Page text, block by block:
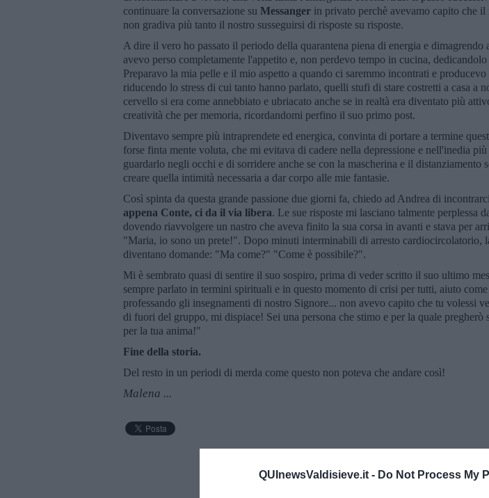
QUInewsValdisieve.it - Do Not Process My
continuare la conversazione su Messanger in privato perchè avevamo capito che
non gradiva più tanto il nostro susseguirsi di risposte su risposte.
A dire il vero ho passato il periodo della quarantena piena di energia e dimagrendo
avevo perso completamente l'appetito e, non perdevo tempo in cucina,
Preparavo la mia pelle e il mio aspetto a quando ci saremmo incontrati e
riducendo lo stress di cui tanto hanno parlato, quelli stufi di stare costretti a casa a
cervello si era come annebbiato e ubriacato anche se in realtà era diventato più
creatività che per memoria, ricordandomi perfino il suo primo post.
Diventavo sempre più intraprendete ed energica, convinta di portare a termine
forse finta mente voluta, che mi evitava di cadere nella depressione e nell'inedia
guardarlo negli occhi e di sorridere anche se con la mascherina e il distanziamento
creare quella intimità necessaria a dar corpo alle mie fantasie.
Così spinta da questa grande passione due giorni fa, chiedo ad Andrea di
appena Conte, ci da il via libera. Le sue risposte mi lasciano talmente perplessa
dovendo riavvolgere un nastro che aveva finito la sua corsa in avanti e stava per
"Maria, io sono un prete!". Dopo minuti interminabili di arresto cardiocircolatorio,
diventano domande: "Ma come?" "Come è possibile?".
Mi è sembrato quasi di sentire il suo sospiro, prima di veder scritto il suo ultimo
sempre parlato in termini spirituali e in questo momento di crisi per tutti, aiuto
professando gli insegnamenti di nostro Signore... non avevo capito che tu volessi
di fuori del gruppo, mi dispiace! Sei una persona che stimo e per la quale pregherò
per la tua anima!"
Fine della storia.
Del resto in un periodi di merda come questo non poteva che andare così!
Malena ...